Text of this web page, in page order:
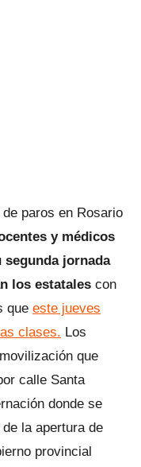
paros en Rosario
y médicos
jornada
los estatales con
que este jueves
clases. Los
que
calle Santa
donde se
la apertura de
provincial